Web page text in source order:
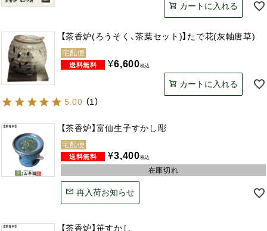
カートに入れる
【茶香炉(ろうそく、茶葉セット)】たで花(灰軸唐草)
宅配便
¥6,600税込
カートに入れる
5.00 （1）
【茶香炉】富仙生子すかし彫
宅配便
¥3,400税込
在庫切れ
再入荷お知らせ
【茶香炉】笹すかし